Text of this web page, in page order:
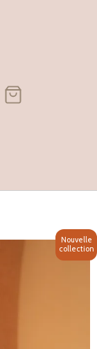
Nouvelle
collection